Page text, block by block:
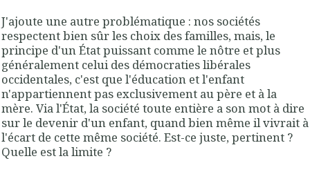
J'ajoute une autre problématique : nos sociétés
respectent bien sûr les choix des familles, mais, le
principe d'un État puissant comme le nôtre et plus
généralement celui des démocraties libérales
occidentales, c'est que l'éducation et l'enfant
n'appartiennent pas exclusivement au père et à la
mère. Via l'État, la société toute entière a son mot à dire
sur le devenir d'un enfant, quand bien même il vivrait à
l'écart de cette même société. Est-ce juste, pertinent ?
Quelle est la limite ?